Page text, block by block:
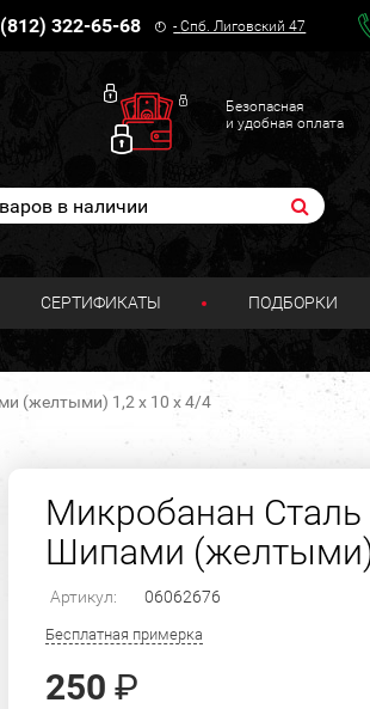
322-65-68 -Спб. Лиговский 47
Безопасная
и удобная оплата
СЕРТИФИКАТЫ ПОДБОРКИ
(желтыми) 1,2 х 10 х 4/4
Микробанан
Шипами (желтыми)
Артикул: 06062676
Бесплатная примерка
250 ₽